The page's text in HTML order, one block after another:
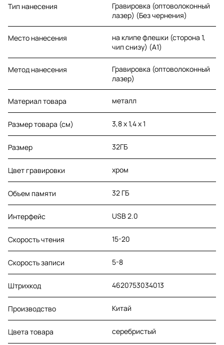
Тип нанесения
Гравировка (оптоволоконный
лазер) (Без чернения)
Место нанесения
на клипе флешки (сторона 1,
чип снизу) (A1)
Метод нанесения
Гравировка (оптоволоконный
лазер)
Материал товара металл
Размер товара (см) 3,8 х 1,4 х 1
Размер 32ГБ
Цвет гравировки хром
Объем памяти 32 ГБ
Интерфейс USB 2.0
Скорость чтения 15-20
Скорость записи 5-8
Штрихкод 4620753034013
Производство Китай
Цвета товара серебристый